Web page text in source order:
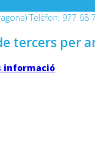
Telèfon: 977
tercers per
informació